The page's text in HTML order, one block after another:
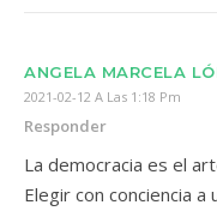
ANGELA MARCELA
2021-02-12 A Las 1:18 Pm
Responder
La democracia es el
Elegir con conciencia